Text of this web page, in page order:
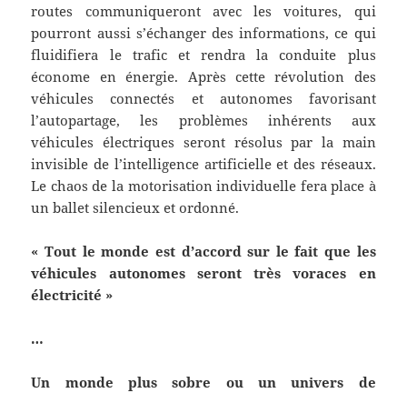
routes communiqueront avec les voitures, qui
pourront aussi s’échanger des informations, ce qui
fluidifiera le trafic et rendra la conduite plus
économe en énergie. Après cette révolution des
véhicules connectés et autonomes favorisant
l’autopartage, les problèmes inhérents aux
véhicules électriques seront résolus par la main
invisible de l’intelligence artificielle et des réseaux.
Le chaos de la motorisation individuelle fera place à
un ballet silencieux et ordonné.
« Tout le monde est d’accord sur le fait que les
véhicules autonomes seront très voraces en
électricité »
…
Un monde plus sobre ou un univers de